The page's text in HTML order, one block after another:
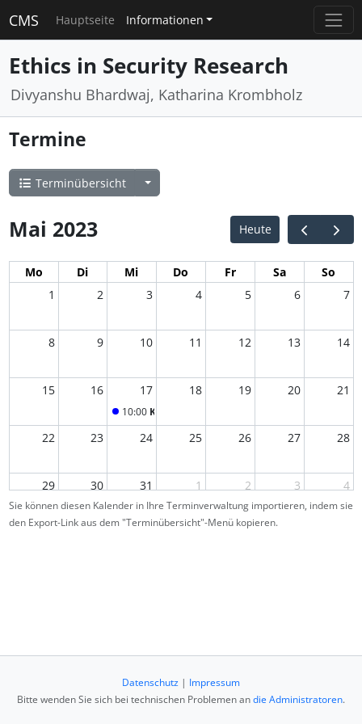
CMS Hauptseite Informationen
Ethics in Security Research
Divyanshu Bhardwaj, Katharina Krombholz
Termine
Terminübersicht
Mai 2023 Heute
Mo Di Mi Do Fr Sa
So
1
2 3 4 5 6 7
8 9 10 11 12 13 14
15 16 17
10:00 Kick-off Lecture
18 19 20 21
22 23 24 25 26 27 28
29 30 31 1 2 3 4
9
Sie können diesen Kalender in Ihre Terminverwaltung importieren, indem sie
den Export-Link aus dem "Terminübersicht"-Menü kopieren.
Datenschutz | Impressum
Bitte wenden Sie sich bei technischen Problemen andie Administratoren.